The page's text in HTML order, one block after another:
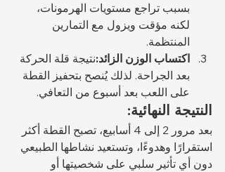
بسبب تراجع مستويات الهرمونات،
لكنه مؤقت ويزول مع التمارين
المنتظمة.
اكتساب الوزن الزائد:نتيجة قلة الحركة
بعد الجراحة. لذلك يُنصح بتحفيز القطة
على اللعب بعد أسبوع من التعافي.
النتيجة النهائية:
بعد مرور 2 إلى 4 أسابيع، تصبح القطة أكثر
استقرارًا وهدوءًا، وتستعيد نشاطها الطبيعي
دون أي تأثير سلبي على شخصيتها أو